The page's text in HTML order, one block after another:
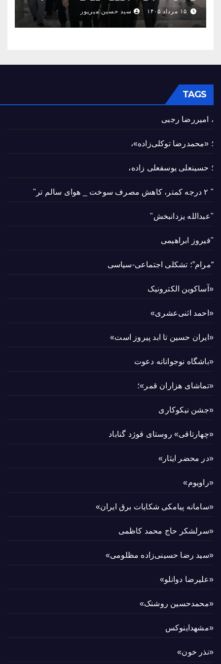
حسین(ع) و امیرالمؤمنین(ع)
۱۵ مرداد ۱۴۰۵ سید حسین میرپور
TAGS
، امیررضا رجبی
؛ «محمدرضا توکلی‌زاده»،
؛ حسینعلی یوسفعلی زاده،
" ۲ درجه کمتر، کاهش مصرف سوخت _ هوای سالم تر"
"عبدالله یزدانبخش"
"فیروز ابراهیمی
“مرام”؛ تشکلی اجتماعی-سیاسی
«آساکوین الکترونیک
«احمد اثنی‌عشری»
«ایران حسین تا ابد پیروز است»
«باشگاه نوجوانانه دعوت
«تماشای هزاران قمر»؛
«جشن نیکوکاری
«چهارتاقی» روستای قوژد گناباد
«در محضر ایثار»
«راویوم»
«سامانه پیامکی شکایات برق ایران»
«سرلشکر حاج محمد کاظمی
«سید رضا حسینی‌زاده مظلومی»
«علیرضا دوانلو»
«محمدحسین روشنک»
«مشهداینوکس
«نذر خون»